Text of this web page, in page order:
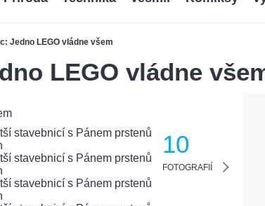
Jedno LEGO vládne všem
LEGO vládne
10
FOTOGRAFIÍ